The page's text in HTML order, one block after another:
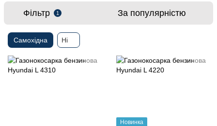
Фільтр 1 За популярністю
Самохідна Ні
Новинка